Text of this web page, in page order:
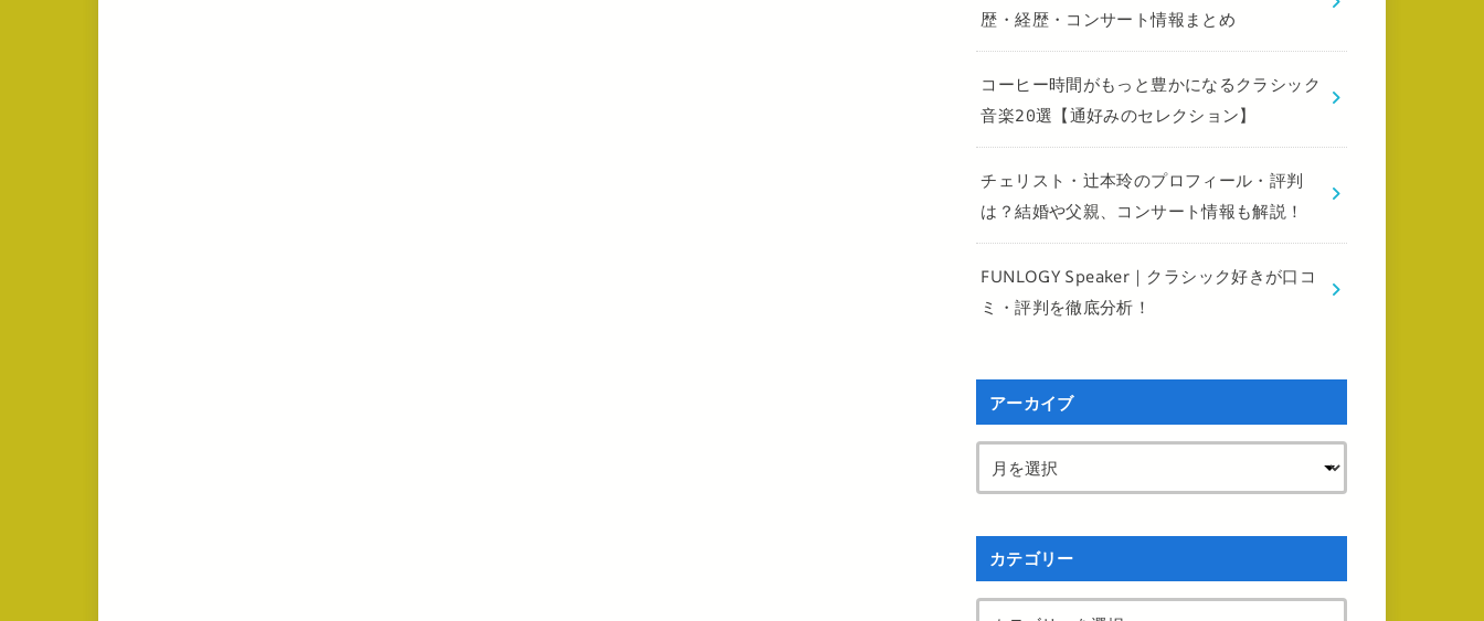
歴・経歴・コンサート情報まとめ
コーヒー時間がもっと豊かになるクラシック
音楽20選【通好みのセレクション】
チェリスト・辻本玲のプロフィール・評判
は？結婚や父親、コンサート情報も解説！
FUNLOGY Speaker｜クラシック好きが口コ
ミ・評判を徹底分析！
アーカイブ
カテゴリー